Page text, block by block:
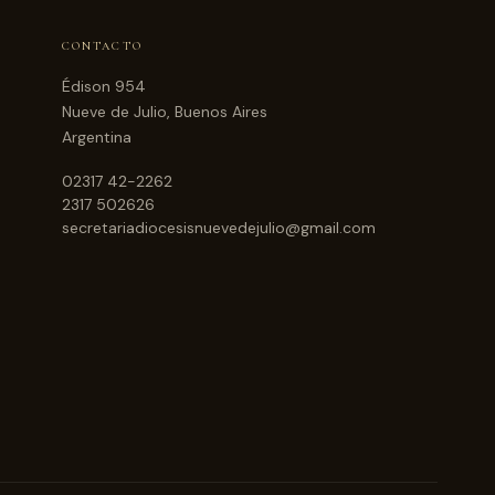
CONTACTO
Édison 954
Nueve de Julio, Buenos Aires
Argentina
02317 42-2262
2317 502626
secretariadiocesisnuevedejulio@gmail.com